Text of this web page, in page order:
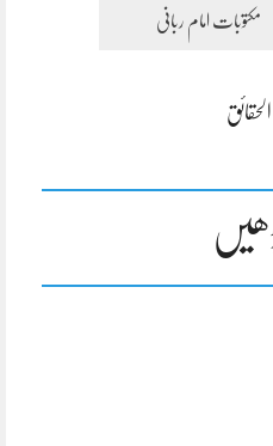
مکتوبات امام ربانی